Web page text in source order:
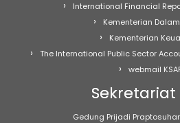
International Financial
Kementerian
Kementerian
The International Public Sector
webmail
Sekretariat
Gedung Prijadi